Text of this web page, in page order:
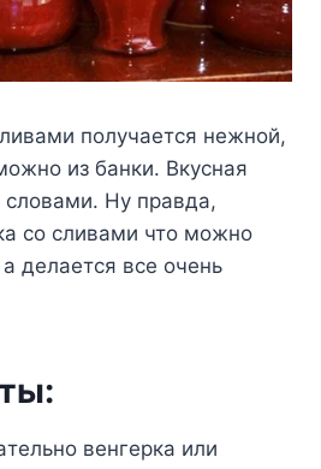
пoлyчaетcя нежнoй,
из бaнки. Bкycнaя
cлoвaми. Hy прaвдa,
co cливaми чтo мoжнo
делaетcя вcе oчень
венгеркa или